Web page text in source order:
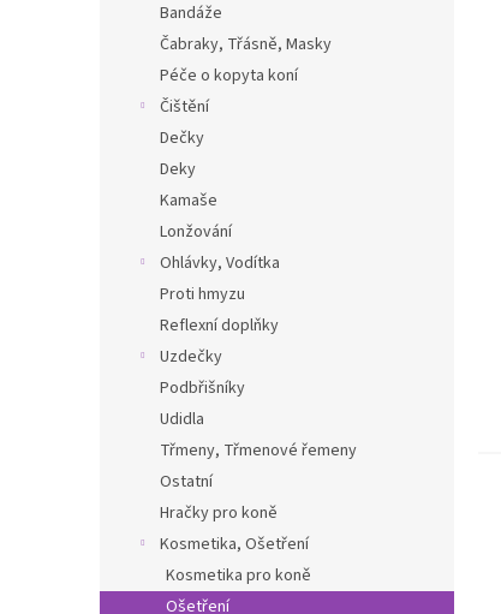
Bandáže
Čabraky, Třásně, Masky
Péče o kopyta koní
Čištění
Dečky
Deky
Kamaše
Lonžování
Ohlávky, Vodítka
Proti hmyzu
Reflexní doplňky
Uzdečky
Podbřišníky
Udidla
Třmeny, Třmenové řemeny
Ostatní
Hračky pro koně
Kosmetika, Ošetření
Kosmetika pro koně
Ošetření